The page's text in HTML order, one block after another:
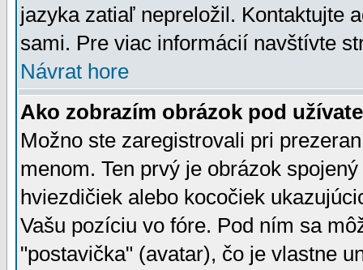
jazyka zatiaľ nepreložil. Kontaktujte
sami. Pre viac informácií navštívte
Návrat hore
Ako zobrazím obrázok pod
Možno ste zaregistrovali pri
menom. Ten prvý je obrázok
hviezdičiek alebo kocočiek
Vašu pozíciu vo fóre. Pod ním sa
"postavička" (avatar), čo je vlastne